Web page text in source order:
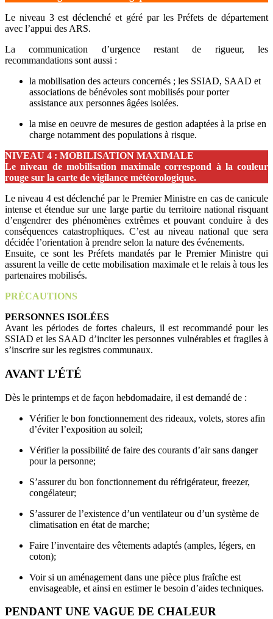
Le niveau 3 est déclenché et géré par les Préfets de département
avec l’appui des ARS.
La communication d’urgence restant de rigueur, les
recommandations sont aussi :
la mobilisation des acteurs concernés ; les SSIAD, SAAD et
associations de bénévoles sont mobilisés pour porter
assistance aux personnes âgées isolées.
la mise en oeuvre de mesures de gestion adaptées à la prise en
charge notamment des populations à risque.
NIVEAU 4 : MOBILISATION MAXIMALE
Le niveau de mobilisation maximale correspond à la couleur
rouge sur la carte de vigilance météorologique.
Le niveau 4 est déclenché par le Premier Ministre en cas de canicule
intense et étendue sur une large partie du territoire national risquant
d’engendrer des phénomènes extrêmes et pouvant conduire à des
conséquences catastrophiques. C’est au niveau national que sera
décidée l’orientation à prendre selon la nature des événements.
Ensuite, ce sont les Préfets mandatés par le Premier Ministre qui
assurent la veille de cette mobilisation maximale et le relais à tous les
partenaires mobilisés.
PRÉCAUTIONS
PERSONNES ISOLÉES
Avant les périodes de fortes chaleurs, il est recommandé pour les
SSIAD et les SAAD d’inciter les personnes vulnérables et fragiles à
s’inscrire sur les registres communaux.
AVANT L’ÉTÉ
Dès le printemps et de façon hebdomadaire, il est demandé de :
Vérifier le bon fonctionnement des rideaux, volets, stores afin
d’éviter l’exposition au soleil;
Vérifier la possibilité de faire des courants d’air sans danger
pour la personne;
S’assurer du bon fonctionnement du réfrigérateur, freezer,
congélateur;
S’assurer de l’existence d’un ventilateur ou d’un système de
climatisation en état de marche;
Faire l’inventaire des vêtements adaptés (amples, légers, en
coton);
Voir si un aménagement dans une pièce plus fraîche est
envisageable, et ainsi en estimer le besoin d’aides techniques.
PENDANT UNE VAGUE DE CHALEUR